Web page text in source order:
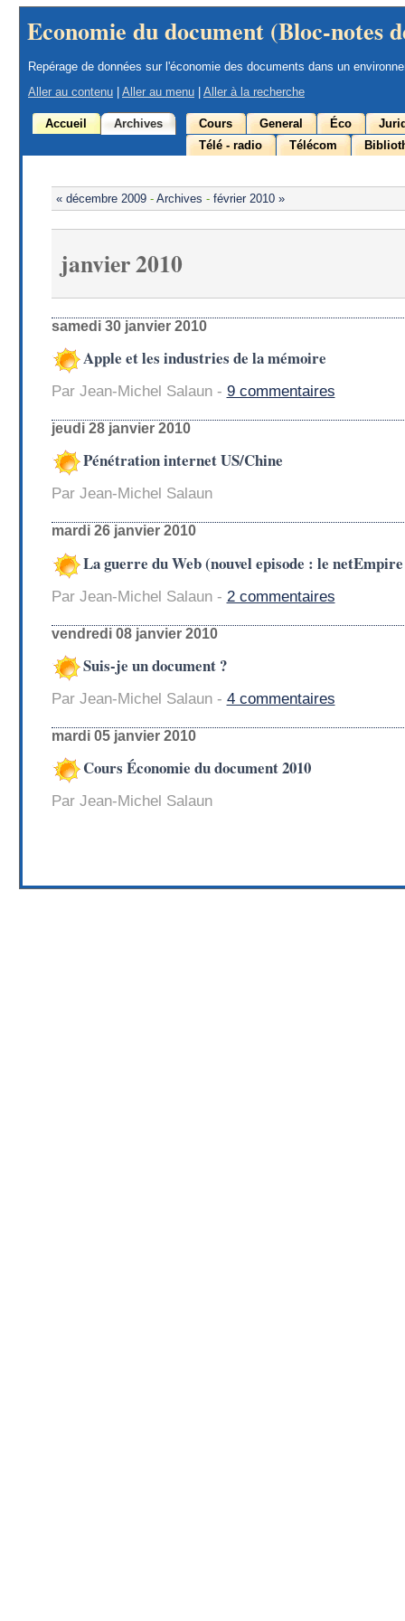
Economie du document (Bloc-notes
Repérage de données sur l'économie des documents dans un
Aller au contenu
Aller au menu Aller à la recherche
Accueil Archives Cours General Éco
Télé - radio
Télécom
« décembre 2009- Archives - février 2010 »
janvier 2010
samedi 30 janvier 2010
Apple et les industries de la mémoire
Par Jean-Michel Salaun - 9 commentaires
jeudi 28 janvier 2010
Pénétration internet US/Chine
Par Jean-Michel Salaun
mardi 26 janvier 2010
La guerre du Web (nouvel episode : le
Par Jean-Michel Salaun - 2 commentaires
vendredi 08 janvier 2010
Suis-je un document ?
Par Jean-Michel Salaun - 4 commentaires
mardi 05 janvier 2010
Cours Économie du document 2010
Par Jean-Michel Salaun